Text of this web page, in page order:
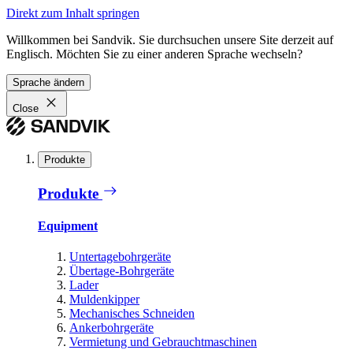
Direkt zum Inhalt springen
Willkommen bei Sandvik. Sie durchsuchen unsere Site derzeit auf
Englisch. Möchten Sie zu einer anderen Sprache wechseln?
Sprache ändern
Close
Produkte
Produkte
Equipment
Untertagebohrgeräte
Übertage-Bohrgeräte
Lader
Muldenkipper
Mechanisches Schneiden
Ankerbohrgeräte
Vermietung und Gebrauchtmaschinen